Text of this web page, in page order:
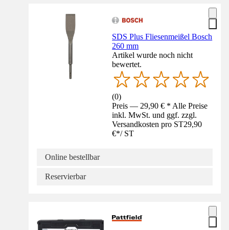
SDS Plus Fliesenmeißel Bosch
260 mm
Artikel wurde noch nicht
bewertet.
(0)
Preis — 29,90 € * Alle Preise
inkl. MwSt. und ggf. zzgl.
Versandkosten pro ST29,90
€*/ ST
Online bestellbar
Reservierbar